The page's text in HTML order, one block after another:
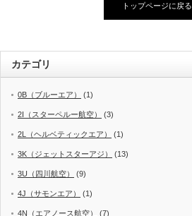
トップページに戻る
カテゴリ
0B（ブルーエア） (1)
2I（スターペルー航空） (3)
2L（ヘルベティックエア） (1)
3K（ジェットスターアジ） (13)
3U（四川航空） (9)
4J（サモンエア） (1)
4N（エアノース航空） (7)